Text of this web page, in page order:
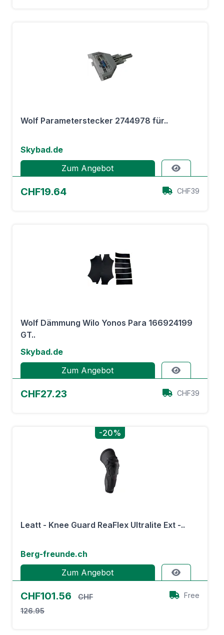
Wolf Parameterstecker 2744978 für..
Skybad.de
Zum Angebot
CHF19.64 CHF39
Wolf Dämmung Wilo Yonos Para 166924199
GT..
Skybad.de
Zum Angebot
CHF27.23 CHF39
-20%
Leatt - Knee Guard ReaFlex Ultralite Ext -..
Berg-freunde.ch
Zum Angebot
CHF101.56
CHF
126.95
Free